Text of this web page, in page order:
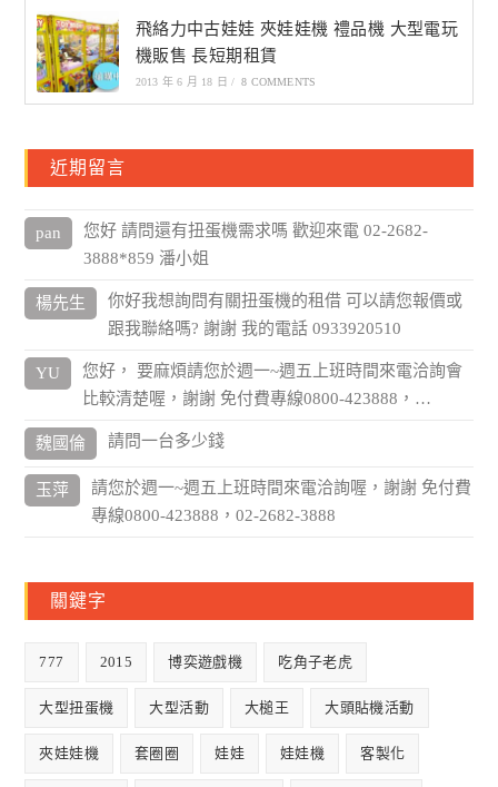
飛絡力中古娃娃 夾娃娃機 禮品機 大型電玩
機販售 長短期租賃
2013 年 6 月 18 日 / 8 COMMENTS
近期留言
pan
您好 請問還有扭蛋機需求嗎 歡迎來電 02-2682-
3888*859 潘小姐
楊先生
你好我想詢問有關扭蛋機的租借 可以請您報價或
跟我聯絡嗎? 謝謝 我的電話 0933920510
YU
您好， 要麻煩請您於週一~週五上班時間來電洽詢會
比較清楚喔，謝謝 免付費專線0800-423888，…
魏國倫 請問一台多少錢
玉萍
請您於週一~週五上班時間來電洽詢喔，謝謝 免付費
專線0800-423888，02-2682-3888
關鍵字
777 2015 博奕遊戲機 吃角子老虎
大型扭蛋機 大型活動 大槌王 大頭貼機活動
夾娃娃機 套圈圈 娃娃 娃娃機 客製化